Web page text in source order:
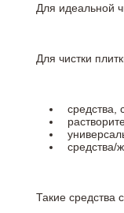
Для идеальной
Для чистки
средства,
средства/
Такие средства